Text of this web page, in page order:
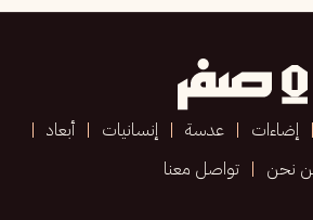
إضاءات عدسة إنسانيات
أبعاد
نحن
تواصل معنا